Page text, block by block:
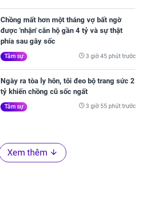
Chồng mất hơn một tháng vợ bất ngờ
được 'nhận' căn hộ gần 4 tỷ và sự thật
phía sau gây sốc
Tâm sự 3 giờ 45 phút trước
Ngày ra tòa ly hôn, tôi đeo bộ trang sức 2
tỷ khiến chồng cũ sốc ngất
Tâm sự 3 giờ 55 phút trước
Xem thêm